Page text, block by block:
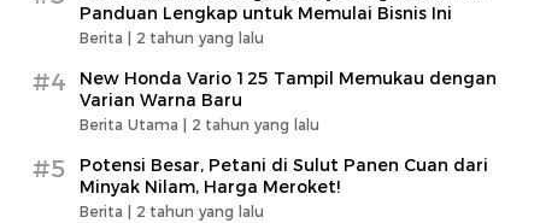
Panduan Lengkap untuk Memulai Bisnis Ini
Berita | 2 tahun yang lalu
#4
New Honda Vario 125 Tampil Memukau dengan
Varian Warna Baru
Berita Utama | 2 tahun yang lalu
#5
Potensi Besar, Petani di Sulut Panen Cuan dari
Minyak Nilam, Harga Meroket!
Berita | 2 tahun yang lalu